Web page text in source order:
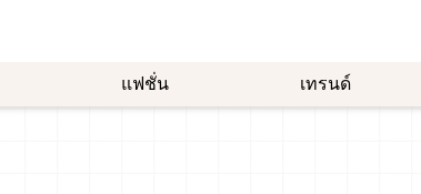
แฟชั่น เทรนด์